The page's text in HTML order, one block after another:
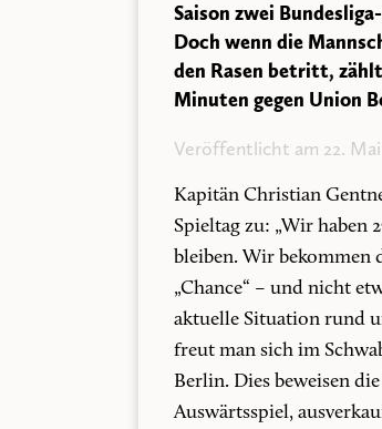
Saison zwei
Doch wenn die
den Rasen betritt,
Minuten gegen Union
Veröffentlicht am 22. Mai
Kapitän Christian
Spieltag zu: „Wir haben
bleiben. Wir bekommen
„Chance“ – und nicht
aktuelle Situation rund
freut man sich im
Berlin. Dies beweisen
Auswärtsspiel,